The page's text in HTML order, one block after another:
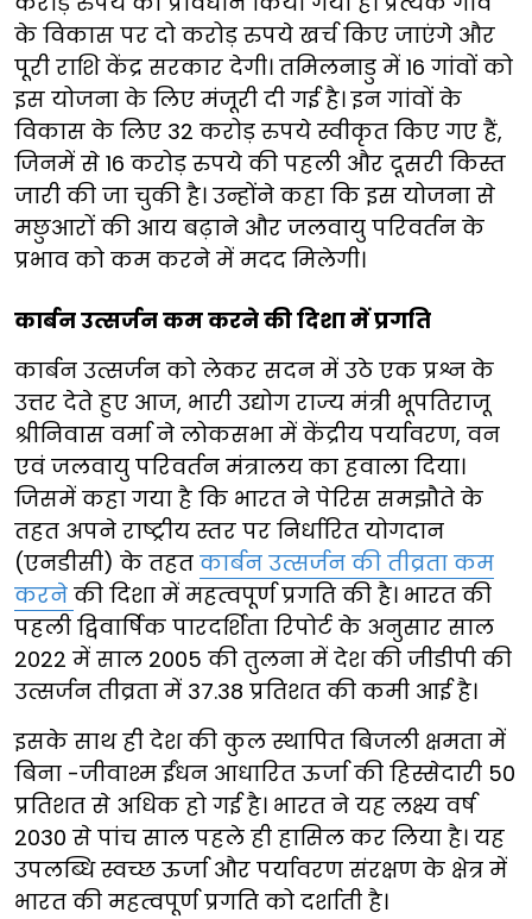
के विकास पर दो करोड़ रुपये खर्च किए जाएंगे और
पूरी राशि केंद्र सरकार देगी। तमिलनाडु में 16 गांवों को
इस योजना के लिए मंजूरी दी गई है। इन गांवों के
विकास के लिए 32 करोड़ रुपये स्वीकृत किए गए हैं,
जिनमें से 16 करोड़ रुपये की पहली और दूसरी किस्त
जारी की जा चुकी है। उन्होंने कहा कि इस योजना से
मछुआरों की आय बढ़ाने और जलवायु परिवर्तन के
प्रभाव को कम करने में मदद मिलेगी।
कार्बन उत्सर्जन कम करने की दिशा में प्रगति
कार्बन उत्सर्जन को लेकर सदन में उठे एक प्रश्न के
उत्तर देते हुए आज, भारी उद्योग राज्य मंत्री भूपतिराजू
श्रीनिवास वर्मा ने लोकसभा में केंद्रीय पर्यावरण, वन
एवं जलवायु परिवर्तन मंत्रालय का हवाला दिया।
जिसमें कहा गया है कि भारत ने पेरिस समझौते के
तहत अपने राष्ट्रीय स्तर पर निर्धारित योगदान
(एनडीसी) के तहत कार्बन उत्सर्जन की तीव्रता कम
करने की दिशा में महत्वपूर्ण प्रगति की है। भारत की
पहली द्विवार्षिक पारदर्शिता रिपोर्ट के अनुसार साल
2022 में साल 2005 की तुलना में देश की जीडीपी की
उत्सर्जन तीव्रता में 37.38 प्रतिशत की कमी आई है।
इसके साथ ही देश की कुल स्थापित बिजली क्षमता में
बिना -जीवाश्म ईंधन आधारित ऊर्जा की हिस्सेदारी 50
प्रतिशत से अधिक हो गई है। भारत ने यह लक्ष्य वर्ष
2030 से पांच साल पहले ही हासिल कर लिया है। यह
उपलब्धि स्वच्छ ऊर्जा और पर्यावरण संरक्षण के क्षेत्र में
भारत की महत्वपूर्ण प्रगति को दर्शाती है।